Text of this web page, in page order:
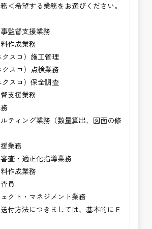
＜希望する業務をお選びください。
監督支援業務
作成業務
スコ）施工管理
スコ）点検業務
スコ）保全調査
支援業務
ティング業務（数量算出、図面の修
業務
査・適正化指導業務
作成業務
員
クト・マネジメント業務
付方法につきましては、基本的にＥ